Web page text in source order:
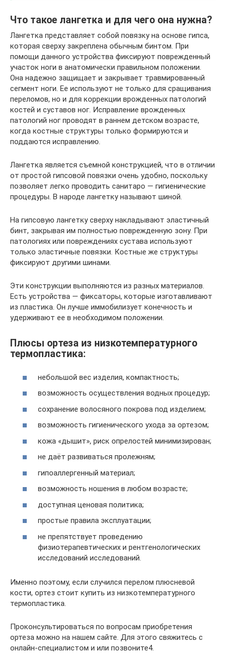
Что такое лангетка и для чего она нужна?
Лангетка представляет собой повязку на основе гипса,
которая сверху закреплена обычным бинтом. При
помощи данного устройства фиксируют поврежденный
участок ноги в анатомически правильном положении.
Она надежно защищает и закрывает травмированный
сегмент ноги. Ее используют не только для сращивания
переломов, но и для коррекции врожденных патологий
костей и суставов ног. Исправление врожденных
патологий ног проводят в раннем детском возрасте,
когда костные структуры только формируются и
поддаются исправлению.
Лангетка является съемной конструкцией, что в отличии
от простой гипсовой повязки очень удобно, поскольку
позволяет легко проводить санитаро — гигиенические
процедуры. В народе лангетку называют шиной.
На гипсовую лангетку сверху накладывают эластичный
бинт, закрывая им полностью поврежденную зону. При
патологиях или повреждениях сустава используют
только эластичные повязки. Костные же структуры
фиксируют другими шинами.
Эти конструкции выполняются из разных материалов.
Есть устройства — фиксаторы, которые изготавливают
из пластика. Он лучше иммобилизует конечность и
удерживают ее в необходимом положении.
Плюсы ортеза из низкотемпературного
термопластика:
небольшой вес изделия, компактность;
возможность осуществления водных процедур;
сохранение волосяного покрова под изделием;
возможность гигиенического ухода за ортезом;
кожа «дышит», риск опрелостей минимизирован;
не даёт развиваться пролежням;
гипоаллергенный материал;
возможность ношения в любом возрасте;
доступная ценовая политика;
простые правила эксплуатации;
не препятствует проведению
физиотерапевтических и рентгенологических
исследований исследований.
Именно поэтому, если случился перелом плюсневой
кости, ортез стоит купить из низкотемпературного
термопластика.
Проконсультироваться по вопросам приобретения
ортеза можно на нашем сайте. Для этого свяжитесь с
онлайн-специалистом и или позвоните4.